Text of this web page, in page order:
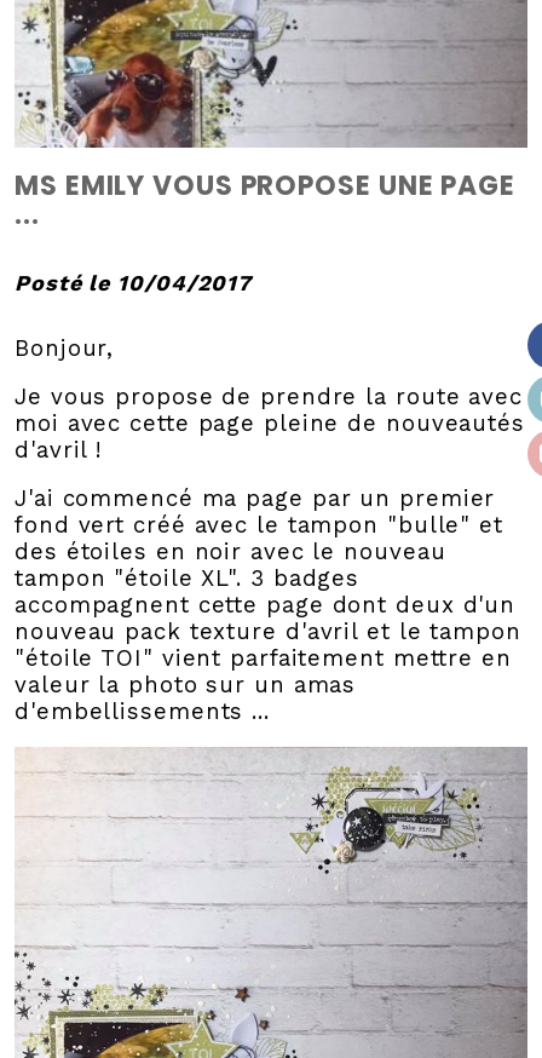
MS EMILY VOUS PROPOSE UNE PAGE
...
Posté le 10/04/2017
Bonjour,
Je vous propose de prendre la route avec
moi avec cette page pleine de nouveautés
d'avril !
J'ai commencé ma page par un premier
fond vert créé avec le tampon "bulle" et
des étoiles en noir avec le nouveau
tampon "étoile XL". 3 badges
accompagnent cette page dont deux d'un
nouveau pack texture d'avril et le tampon
"étoile TOI" vient parfaitement mettre en
valeur la photo sur un amas
d'embellissements ...